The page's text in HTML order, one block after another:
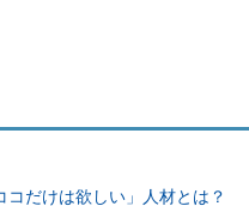
だけは欲しい」人材とは？